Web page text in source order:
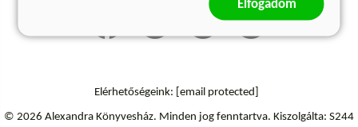
Elérhetőségeink: [email protected]
© 2026 Alexandra Könyvesház. Minden jog fenntartva. Kiszolgálta: S244
Elfogadom